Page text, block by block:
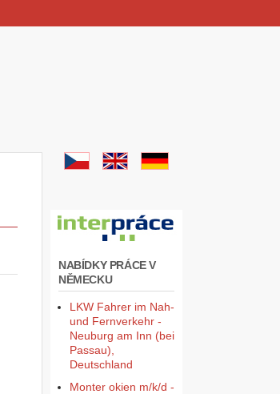
NABÍDKY PRÁCE V
NĚMECKU
LKW Fahrer im Nah-
und Fernverkehr -
Neuburg am Inn (bei
Passau),
Deutschland
Monter okien m/k/d -